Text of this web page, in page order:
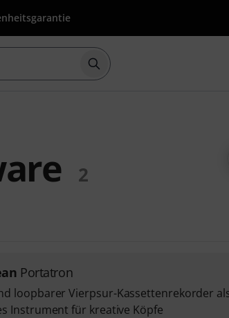
Suche mit Suchwort
2
Portatron
loopbarer Vierpsur-Kassettenrekorder
Instrument für kreative Köpfe